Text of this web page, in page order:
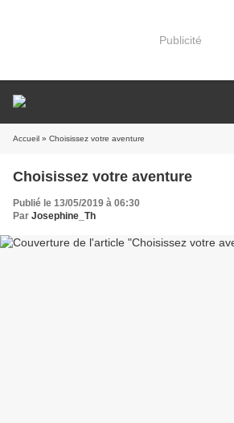
Publicité
Accueil » Choisissez votre aventure
Choisissez votre aventure
Publié le 13/05/2019 à 06:30
Par Josephine_Th